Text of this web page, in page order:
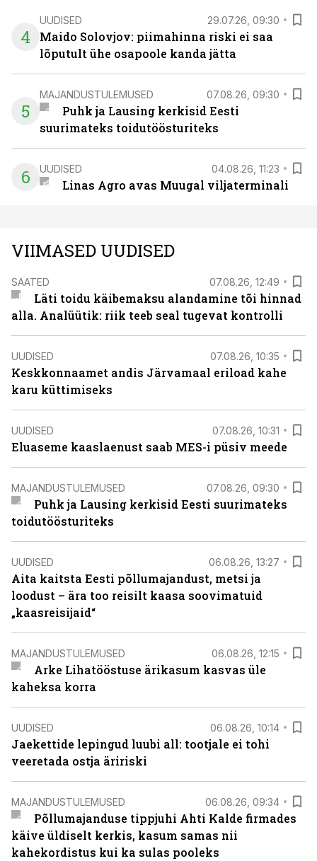
4
UUDISED 29.07.26, 09:30
Maido Solovjov: piimahinna riski ei saa
lõputult ühe osapoole kanda jätta
5
MAJANDUSTULEMUSED 07.08.26, 09:30
Puhk ja Lausing kerkisid Eesti
suurimateks toidutöösturiteks
6 UUDISED 04.08.26, 11:23
Linas Agro avas Muugal viljaterminali
VIIMASED UUDISED
SAATED 07.08.26, 12:49
Läti toidu käibemaksu alandamine tõi hinnad
alla. Analüütik: riik teeb seal tugevat kontrolli
UUDISED 07.08.26, 10:35
Keskkonnaamet andis Järvamaal eriload kahe
karu küttimiseks
UUDISED 07.08.26, 10:31
Eluaseme kaaslaenust saab MES-i püsiv meede
MAJANDUSTULEMUSED 07.08.26, 09:30
Puhk ja Lausing kerkisid Eesti suurimateks
toidutöösturiteks
UUDISED 06.08.26, 13:27
Aita kaitsta Eesti põllumajandust, metsi ja
loodust – ära too reisilt kaasa soovimatuid
„kaasreisijaid“
MAJANDUSTULEMUSED 06.08.26, 12:15
Arke Lihatööstuse ärikasum kasvas üle
kaheksa korra
UUDISED 06.08.26, 10:14
Jaekettide lepingud luubi all: tootjale ei tohi
veeretada ostja äririski
MAJANDUSTULEMUSED 06.08.26, 09:34
Põllumajanduse tippjuhi Ahti Kalde firmades
käive üldiselt kerkis, kasum samas nii
kahekordistus kui ka sulas pooleks